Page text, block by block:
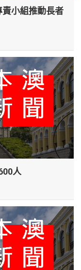
小組推動長者
人